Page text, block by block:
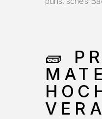
🧱